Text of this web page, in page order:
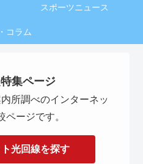
スポーツニュース
コラム
集ページ
所調べのインターネッ
ページです。
光回線を探す